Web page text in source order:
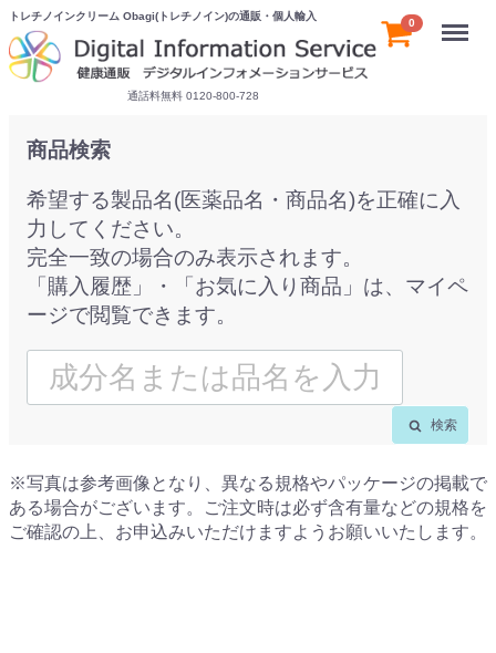
トレチノインクリーム Obagi(トレチノイン)の通販・個人輸入
通話料無料 0120-800-728
0 Menu
商品検索
希望する製品名(医薬品名・商品名)を正確に入
力してください。
完全一致の場合のみ表示されます。
「購入履歴」・「お気に入り商品」は、マイペ
ージで閲覧できます。
検索
※写真は参考画像となり、異なる規格やパッケージの掲載で
ある場合がございます。ご注文時は必ず含有量などの規格を
ご確認の上、お申込みいただけますようお願いいたします。